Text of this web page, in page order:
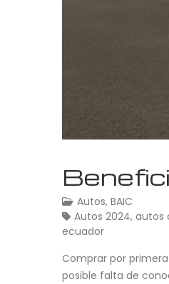
Autos, BAIC
Autos 2024, autos
ecuador
Comprar por
posible falta de